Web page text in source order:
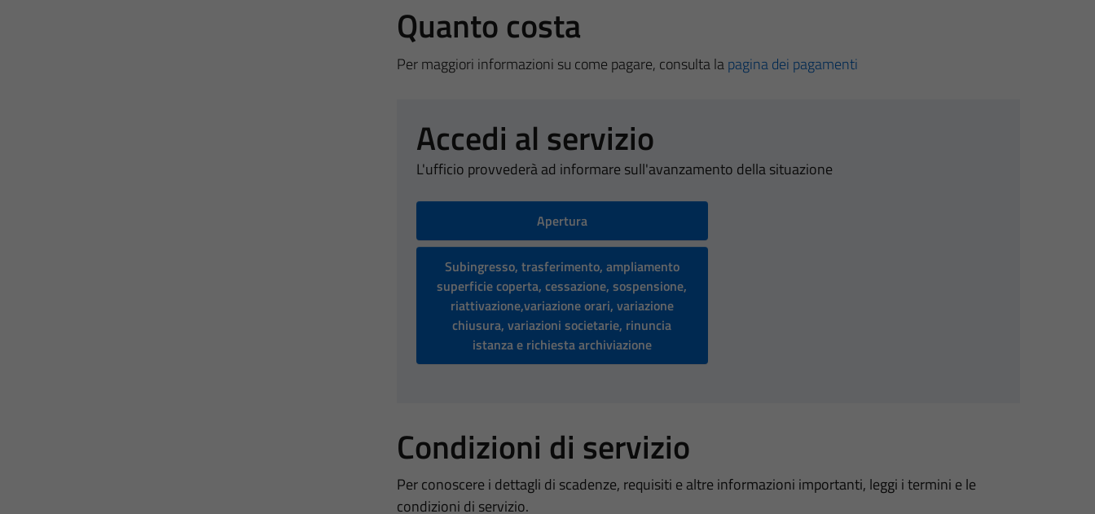
Quanto costa
Per maggiori informazioni su come pagare, consulta lapagina dei pagamenti
Accedi al servizio
L'ufficio provvederà ad informare sull'avanzamento della situazione
Apertura
Subingresso, trasferimento, ampliamento
superficie coperta, cessazione, sospensione,
riattivazione,variazione orari, variazione
chiusura, variazioni societarie, rinuncia
istanza e richiesta archiviazione
Condizioni di servizio
Per conoscere i dettagli di scadenze, requisiti e altre informazioni importanti, leggi i termini e le
condizioni di servizio.